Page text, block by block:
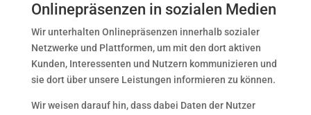
Onlinepräsenzen in sozialen Medien
Wir unterhalten Onlinepräsenzen innerhalb sozialer
Netzwerke und Plattformen, um mit den dort aktiven
Kunden, Interessenten und Nutzern kommunizieren und
sie dort über unsere Leistungen informieren zu können.
Wir weisen darauf hin, dass dabei Daten der Nutzer